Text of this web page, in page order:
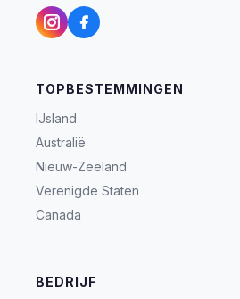
TOPBESTEMMINGEN
IJsland
Australië
Nieuw-Zeeland
Verenigde Staten
Canada
BEDRIJF